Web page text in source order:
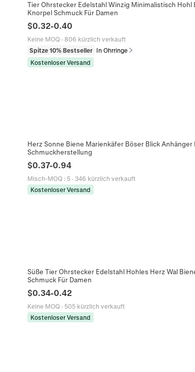
Tier Ohrstecker Edelstahl Winzig Minimalistisch
Knorpel Schmuck Für Damen
$0.32-0.40
Keine MOQ· 806 kürzlich verkauft
Spitze 10% Bestseller In Ohrringe
Kostenloser Versand
Herz Sonne Biene Marienkäfer Böser Blick
Schmuckherstellung
$0.37-0.94
Misch-MOQ: 5· 346 kürzlich verkauft
Kostenloser Versand
Süße Tier Ohrstecker Edelstahl Hohles Herz Wal
Schmuck Für Damen
$0.34-0.42
Keine MOQ· 505 kürzlich verkauft
Kostenloser Versand